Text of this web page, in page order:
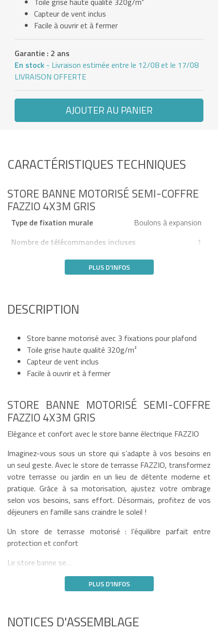
Capteur de vent inclus
Facile à ouvrir et à fermer
Garantie : 2 ans
En stock - Livraison estimée entre le 12/08 et le 17/08
LIVRAISON OFFERTE
AJOUTER AU PANIER
CARACTÉRISTIQUES TECHNIQUES
STORE BANNE MOTORISÉ SEMI-COFFRE
FAZZIO 4X3M GRIS
Type de fixation murale
Boulons à expansion
Nombre de télécommandes incluses
1
PLUS D'INFOS
DESCRIPTION
Store banne motorisé avec 3 fixations pour plafond
Toile grise haute qualité 320g/m²
Capteur de vent inclus
Facile à ouvrir et à fermer
STORE BANNE MOTORISÉ SEMI-COFFRE
FAZZIO 4X3M GRIS
Elégance et confort avec le store banne électrique FAZZIO
Imaginez-vous sous un store qui s’adapte à vos besoins en
un seul geste. Avec le store de terrasse FAZZIO, transformez
votre terrasse ou jardin en un lieu de détente moderne et
pratique. Grâce à sa motorisation, ajustez votre ombrage
selon vos besoins, sans effort. Désormais, profitez de vos
déjeuners en famille sans craindre le soleil !
Un store de terrasse motorisé : l’équilibre parfait entre
protection et confort
Le store banne se…
PLUS D'INFOS
NOTICES D'ASSEMBLAGE